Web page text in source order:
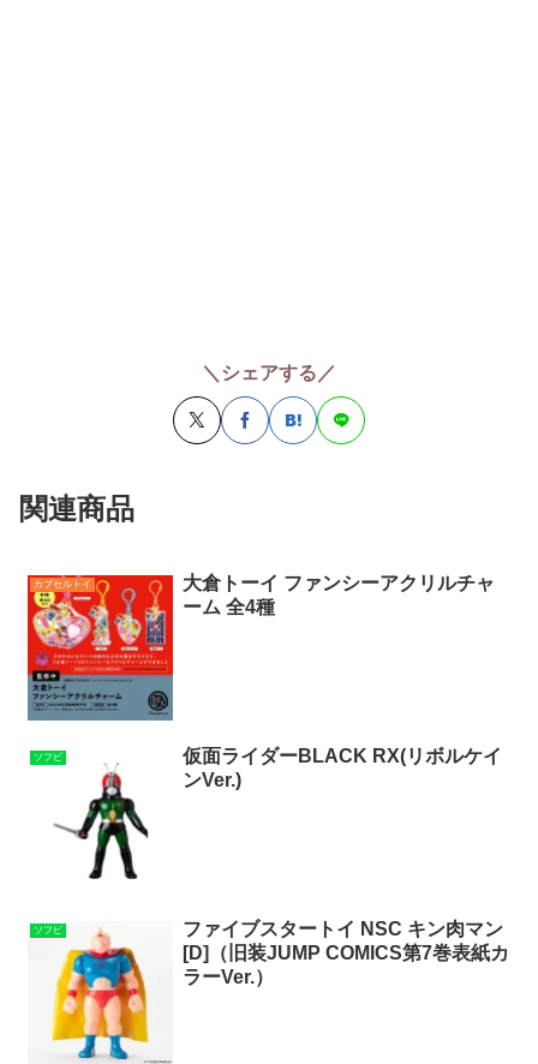
＼シェアする／
関連商品
カプセルトイ
大倉トーイ ファンシーアクリルチャ
ーム 全4種
ソフビ
仮面ライダーBLACK RX(リボルケイ
ンVer.)
ソフビ
ファイブスタートイ NSC キン肉マン
[D]（旧装JUMP COMICS第7巻表紙カ
ラーVer.）